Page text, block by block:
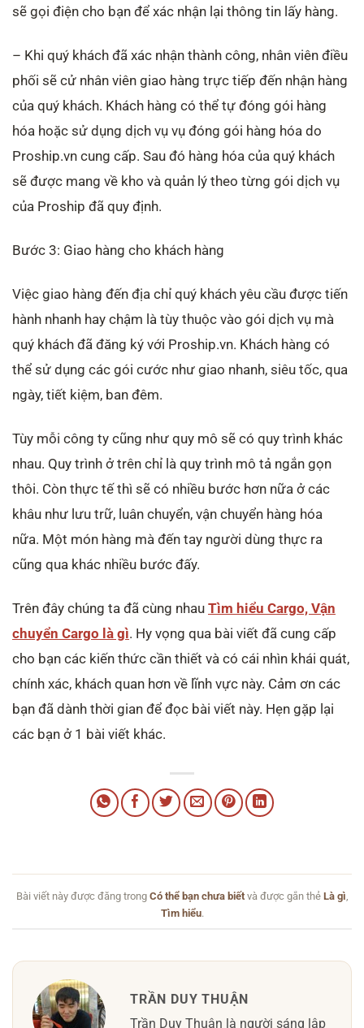
sẽ gọi điện cho bạn để xác nhận lại thông tin lấy hàng.
– Khi quý khách đã xác nhận thành công, nhân viên điều
phối sẽ cử nhân viên giao hàng trực tiếp đến nhận hàng
của quý khách. Khách hàng có thể tự đóng gói hàng
hóa hoặc sử dụng dịch vụ vụ đóng gói hàng hóa do
Proship.vn cung cấp. Sau đó hàng hóa của quý khách
sẽ được mang về kho và quản lý theo từng gói dịch vụ
của Proship đã quy định.
Bước 3: Giao hàng cho khách hàng
Việc giao hàng đến địa chỉ quý khách yêu cầu được tiến
hành nhanh hay chậm là tùy thuộc vào gói dịch vụ mà
quý khách đã đăng ký với Proship.vn. Khách hàng có
thể sử dụng các gói cước như giao nhanh, siêu tốc, qua
ngày, tiết kiệm, ban đêm.
Tùy mỗi công ty cũng như quy mô sẽ có quy trình khác
nhau. Quy trình ở trên chỉ là quy trình mô tả ngắn gọn
thôi. Còn thực tế thì sẽ có nhiều bước hơn nữa ở các
khâu như lưu trữ, luân chuyển, vận chuyển hàng hóa
nữa. Một món hàng mà đến tay người dùng thực ra
cũng qua khác nhiều bước đấy.
Trên đây chúng ta đã cùng nhau Tìm hiểu Cargo, Vận
chuyển Cargo là gì. Hy vọng qua bài viết đã cung cấp
cho bạn các kiến thức cần thiết và có cái nhìn khái quát,
chính xác, khách quan hơn về lĩnh vực này. Cảm ơn các
bạn đã dành thời gian để đọc bài viết này. Hẹn gặp lại
các bạn ở 1 bài viết khác.
Bài viết này được đăng trong Có thể bạn chưa biếtvà được gắn thẻ Là gì,
Tìm hiểu.
TRẦN DUY THUẬN
Trần Duy Thuận là người sáng lập